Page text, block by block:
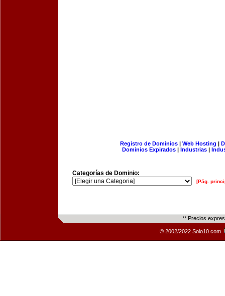
Registro de Dominios| Web Hosting |
Dominios Expirados | Industrias |
Categorías de Dominio:
[Pág.
** Precios
© 2002/2022 Solo10.com